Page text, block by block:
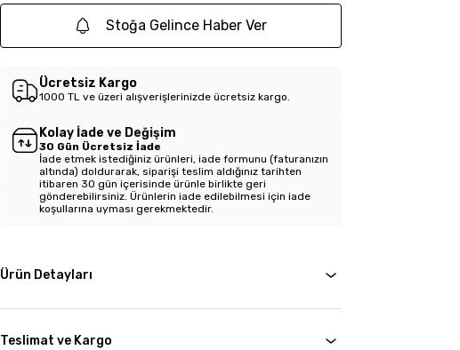
Stoğa Gelince Haber Ver
Ücretsiz Kargo
1000 TL ve üzeri alışverişlerinizde ücretsiz kargo.
Kolay İade ve Değişim
30 Gün Ücretsiz İade
İade etmek istediğiniz ürünleri, iade formunu (faturanızın
altında) doldurarak, siparişi teslim aldığınız tarihten
itibaren 30 gün içerisinde ürünle birlikte geri
gönderebilirsiniz. Ürünlerin iade edilebilmesi için iade
koşullarına uyması gerekmektedir.
Ürün Detayları
Teslimat ve Kargo